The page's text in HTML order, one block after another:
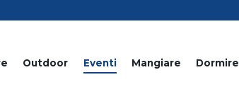
Outdoor Eventi Mangiare Dormire